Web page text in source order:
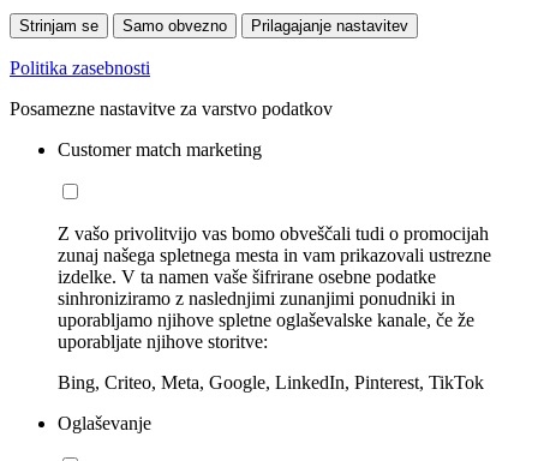
Strinjam se Samo obvezno Prilagajanje nastavitev
Politika zasebnosti
Posamezne nastavitve za varstvo podatkov
Customer match marketing
Z vašo privolitvijo vas bomo obveščali tudi o promocijah
zunaj našega spletnega mesta in vam prikazovali ustrezne
izdelke. V ta namen vaše šifrirane osebne podatke
sinhroniziramo z naslednjimi zunanjimi ponudniki in
uporabljamo njihove spletne oglaševalske kanale, če že
uporabljate njihove storitve:
Bing, Criteo, Meta, Google, LinkedIn, Pinterest, TikTok
Oglaševanje